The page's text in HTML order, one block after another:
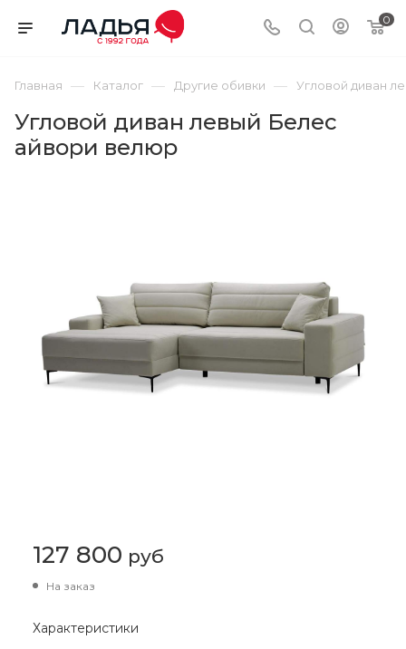
0
Главная — Каталог — Другие обивки — Угловой диван
Угловой диван левый Белес
айвори велюр
127 800 руб
На заказ
Характеристики